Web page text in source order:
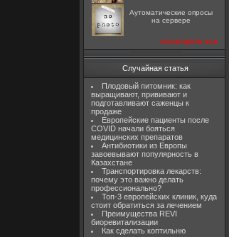
Аутоматические опросы
на сервере
посмотреть все
Случайная статья
Плодовый питомник: как
выращивают, прививают и
подготавливают саженцы к
продаже
Европейские пациенты после
COVID начали бояться
медицинских препаратов
Антибиотики из Европы
завоевывают популярность в
Казахстане
Транспортировка лекарств:
почему это важно делать
профессионально?
Топ-3 европейских клиник, куда
стоит обратиться за лечением
Преимущества REVI
биоревитализации
Как сделать коптильню